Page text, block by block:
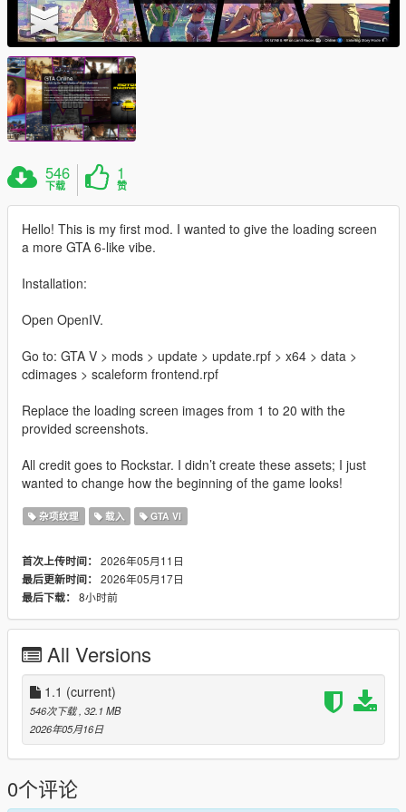
546
下载
1
赞
Hello! This is my first mod. I wanted to give the loading screen
a more GTA 6-like vibe.
Installation:
Open OpenIV.
Go to: GTA V > mods > update > update.rpf > x64 > data >
cdimages > scaleform frontend.rpf
Replace the loading screen images from 1 to 20 with the
provided screenshots.
All credit goes to Rockstar. I didn’t create these assets; I just
wanted to change how the beginning of the game looks!
杂项纹理 载入 GTA VI
首次上传时间： 2026年05月11日
最后更新时间： 2026年05月17日
最后下载： 8小时前
All Versions
1.1 (current)
546次下载 , 32.1 MB
2026年05月16日
0个评论